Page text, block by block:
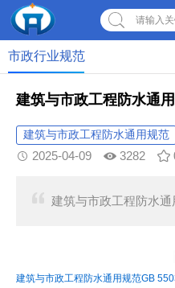
请输入
市政行业规范
建筑与市政工程防水通
建筑与市政工程防水通用规范
2025-04-09 3282
建筑与市政工程防水
建筑与市政工程防水通用规范GB